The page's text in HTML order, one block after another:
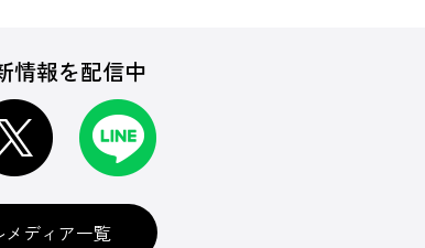
情報を配信中
メディア一覧